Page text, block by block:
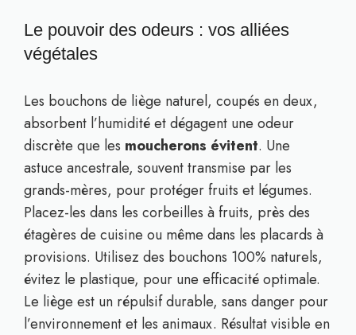
Le pouvoir des odeurs : vos alliées
végétales
Les bouchons de liège naturel, coupés en deux,
absorbent l’humidité et dégagent une odeur
discrète que les moucherons évitent. Une
astuce ancestrale, souvent transmise par les
grands-mères, pour protéger fruits et légumes.
Placez-les dans les corbeilles à fruits, près des
étagères de cuisine ou même dans les placards à
provisions. Utilisez des bouchons 100% naturels,
évitez le plastique, pour une efficacité optimale.
Le liège est un répulsif durable, sans danger pour
l’environnement et les animaux. Résultat visible en